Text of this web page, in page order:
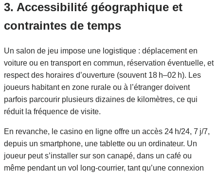
3. Accessibilité géographique et
contraintes de temps
Un salon de jeu impose une logistique : déplacement en
voiture ou en transport en commun, réservation éventuelle, et
respect des horaires d’ouverture (souvent 18 h–02 h). Les
joueurs habitant en zone rurale ou à l’étranger doivent
parfois parcourir plusieurs dizaines de kilomètres, ce qui
réduit la fréquence de visite.
En revanche, le casino en ligne offre un accès 24 h/24, 7 j/7,
depuis un smartphone, une tablette ou un ordinateur. Un
joueur peut s’installer sur son canapé, dans un café ou
même pendant un vol long‑courrier, tant qu’une connexion